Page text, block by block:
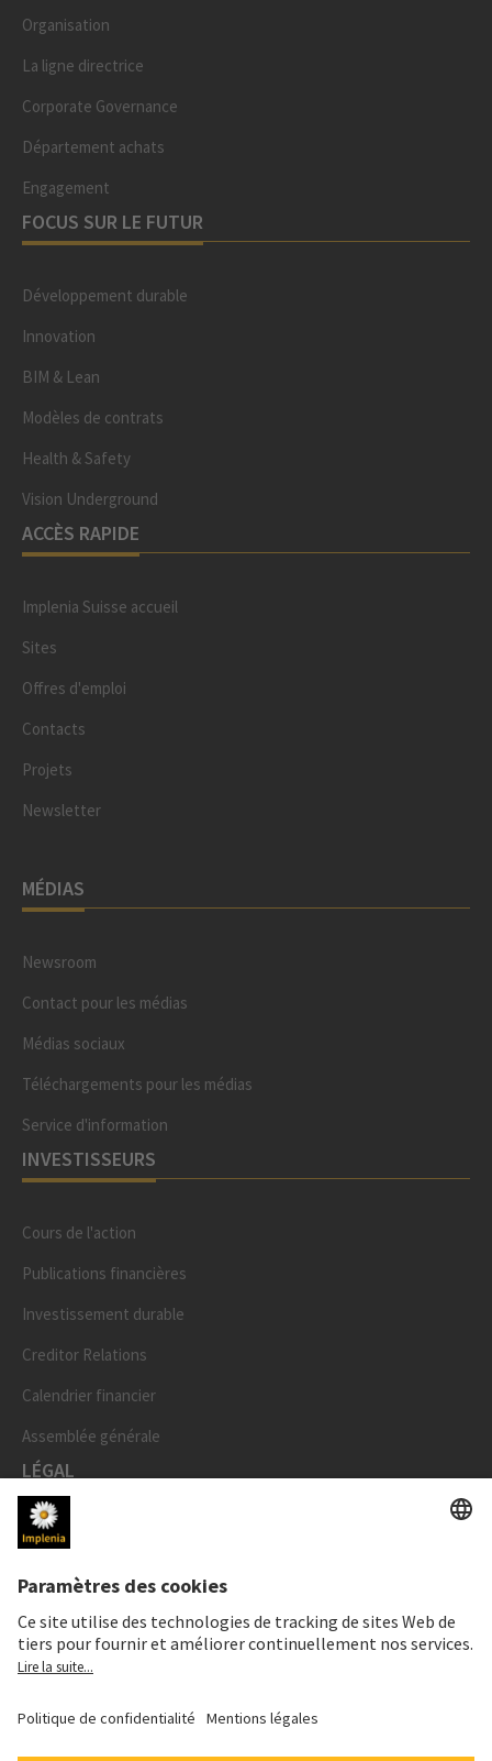
Organisation
La ligne directrice
Corporate Governance
Département achats
Engagement
FOCUS SUR LE FUTUR
Développement durable
Innovation
BIM & Lean
Modèles de contrats
Health & Safety
Vision Underground
ACCÈS RAPIDE
Implenia Suisse accueil
Sites
Offres d'emploi
Contacts
Projets
Newsletter
MÉDIAS
Newsroom
Contact pour les médias
Médias sociaux
Téléchargements pour les médias
Service d'information
INVESTISSEURS
Cours de l'action
Publications financières
Investissement durable
Creditor Relations
Calendrier financier
Assemblée générale
LÉGAL
Mentions légales
Données personnelles
Déclaration cookies et social media
Paramètres de confidentialité